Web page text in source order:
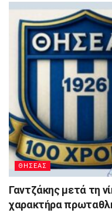
ΘΗΣΕΑΣ
Γαντζάκης μετά τη
χαρακτήρα